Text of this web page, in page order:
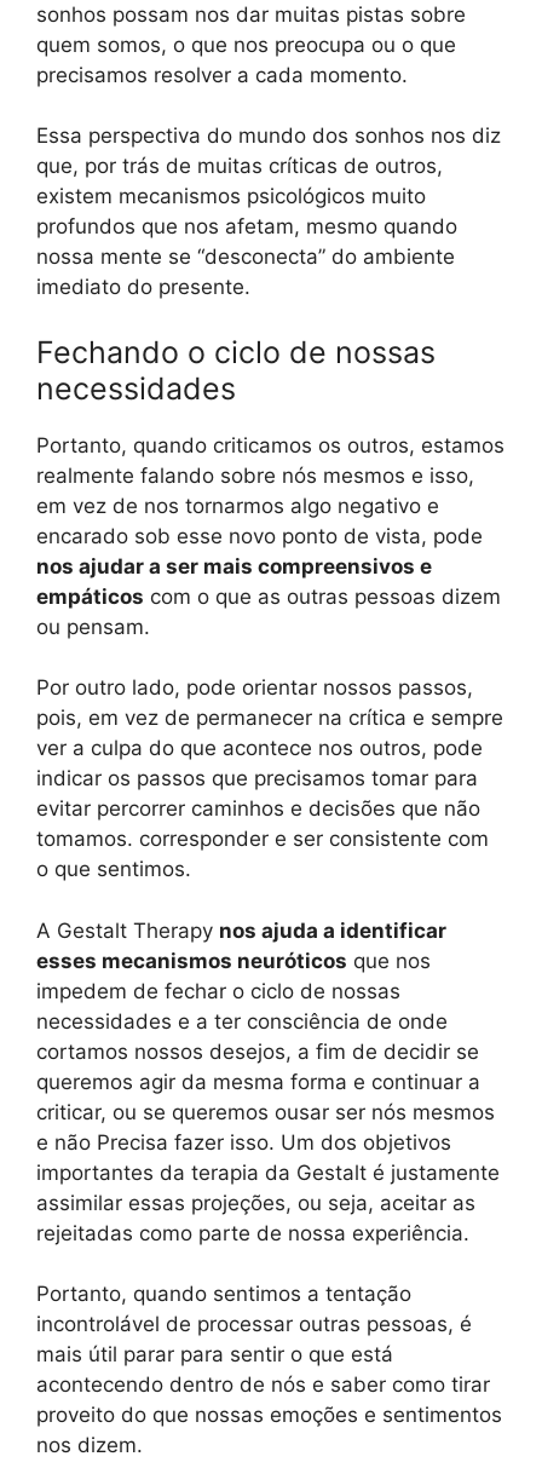
sonhos possam nos dar muitas pistas sobre
quem somos, o que nos preocupa ou o que
precisamos resolver a cada momento.
Essa perspectiva do mundo dos sonhos nos diz
que, por trás de muitas críticas de outros,
existem mecanismos psicológicos muito
profundos que nos afetam, mesmo quando
nossa mente se “desconecta” do ambiente
imediato do presente.
Fechando o ciclo de nossas
necessidades
Portanto, quando criticamos os outros, estamos
realmente falando sobre nós mesmos e isso,
em vez de nos tornarmos algo negativo e
encarado sob esse novo ponto de vista, pode
nos ajudar a ser mais compreensivos e
empáticos com o que as outras pessoas dizem
ou pensam.
Por outro lado, pode orientar nossos passos,
pois, em vez de permanecer na crítica e sempre
ver a culpa do que acontece nos outros, pode
indicar os passos que precisamos tomar para
evitar percorrer caminhos e decisões que não
tomamos. corresponder e ser consistente com
o que sentimos.
A Gestalt Therapy nos ajuda a identificar
esses mecanismos neuróticos que nos
impedem de fechar o ciclo de nossas
necessidades e a ter consciência de onde
cortamos nossos desejos, a fim de decidir se
queremos agir da mesma forma e continuar a
criticar, ou se queremos ousar ser nós mesmos
e não Precisa fazer isso. Um dos objetivos
importantes da terapia da Gestalt é justamente
assimilar essas projeções, ou seja, aceitar as
rejeitadas como parte de nossa experiência.
Portanto, quando sentimos a tentação
incontrolável de processar outras pessoas, é
mais útil parar para sentir o que está
acontecendo dentro de nós e saber como tirar
proveito do que nossas emoções e sentimentos
nos dizem.